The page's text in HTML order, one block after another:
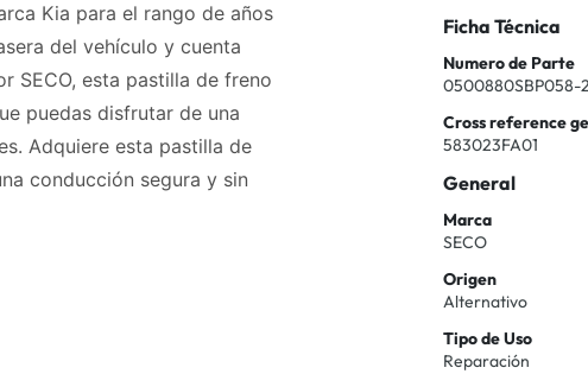
Kia para el rango de años
del vehículo y cuenta
SECO, esta pastilla de freno
puedas disfrutar de una
Adquiere esta pastilla de
conducción segura y sin
Ficha Técnica
Numero de Parte
0500880SBP058-
Cross reference
583023FA01
General
Marca
SECO
Origen
Alternativo
Tipo de Uso
Reparación